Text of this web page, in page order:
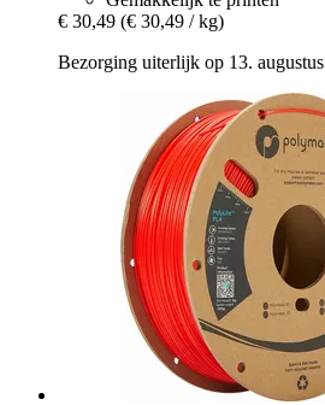
€ 30,49 (€ 30,49 / kg)
Bezorging uiterlijk op 13. augustus